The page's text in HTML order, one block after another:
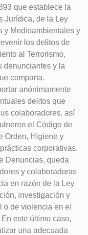
que establece la
Jurídica, de la Ley
y Medioambientales y
los delitos de
al Terrorismo,
denunciantes y la
comparta.
anónimamente
delitos que
colaboradores, así
el Código de
Orden, Higiene y
corporativas.
Denuncias, queda
y colaboradoras
en razón de la Ley
investigación y
de violencia en el
este último caso,
una adecuada